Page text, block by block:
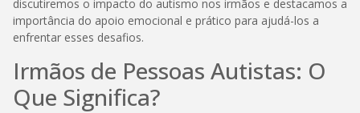
discutiremos o impacto do autismo nos irmãos e destacamos a
importância do apoio emocional e prático para ajudá-los a
enfrentar esses desafios.
Irmãos de Pessoas Autistas: O
Que Significa?